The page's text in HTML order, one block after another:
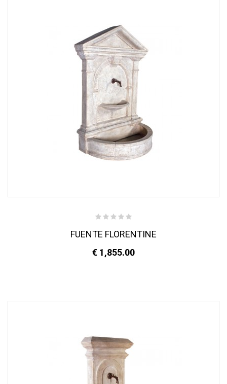
FUENTE FLORENTINE
€ 1,855.00